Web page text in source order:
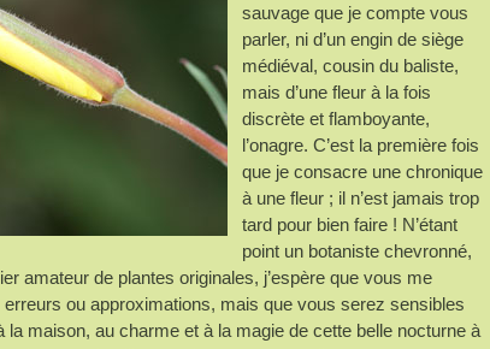
sauvage que je compte vous
parler, ni d’un engin de siège
médiéval, cousin du baliste,
mais d’une fleur à la fois
discrète et flamboyante,
l’onagre. C’est la première fois
que je consacre une chronique
à une fleur ; il n’est jamais trop
tard pour bien faire ! N’étant
point un botaniste chevronné,
amateur de plantes originales, j’espère que vous me
erreurs ou approximations, mais que vous serez sensibles
maison, au charme et à la magie de cette belle nocturne à